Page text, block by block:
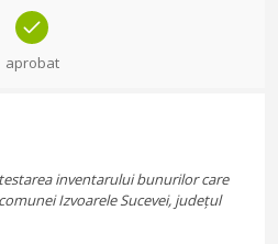
aprobat
inventarului bunurilor care
Izvoarele Sucevei, județul